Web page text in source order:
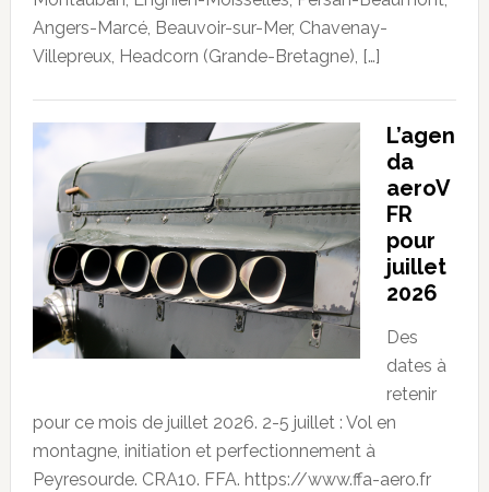
Angers-Marcé, Beauvoir-sur-Mer, Chavenay-
Villepreux, Headcorn (Grande-Bretagne), […]
L’agen
da
aeroV
FR
pour
juillet
2026
Des
dates à
retenir
pour ce mois de juillet 2026. 2-5 juillet : Vol en
montagne, initiation et perfectionnement à
Peyresourde. CRA10. FFA. https://www.ffa-aero.fr